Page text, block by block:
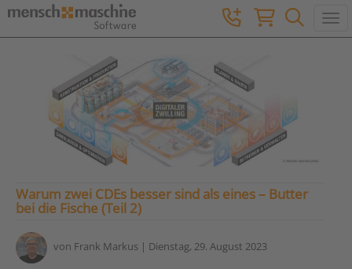
Warum zwei CDEs besser sind als eines – Butter
bei die Fische (Teil 2)
von Frank Markus | Dienstag, 29. August 2023